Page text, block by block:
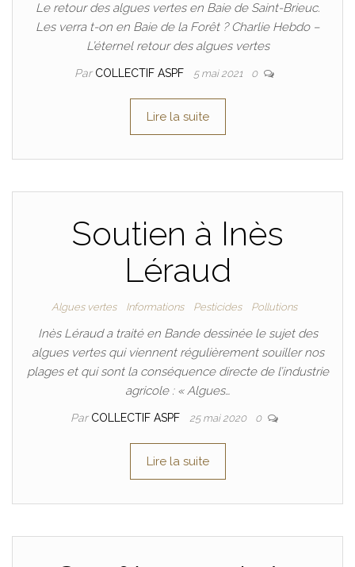
Le retour des algues vertes en Baie de Saint-Brieuc.
Les verra t-on en Baie de la Forêt ? Charlie Hebdo –
L’éternel retour des algues vertes
Par COLLECTIF ASPF 5 mai 2021 0
Lire la suite
Soutien à Inès
Léraud
Algues vertes Informations Pesticides Pollutions
Inès Léraud a traité en Bande dessinée le sujet des
algues vertes qui viennent régulièrement souiller nos
plages et qui sont la conséquence directe de l’industrie
agricole : « Algues…
Par COLLECTIF ASPF 25 mai 2020 0
Lire la suite